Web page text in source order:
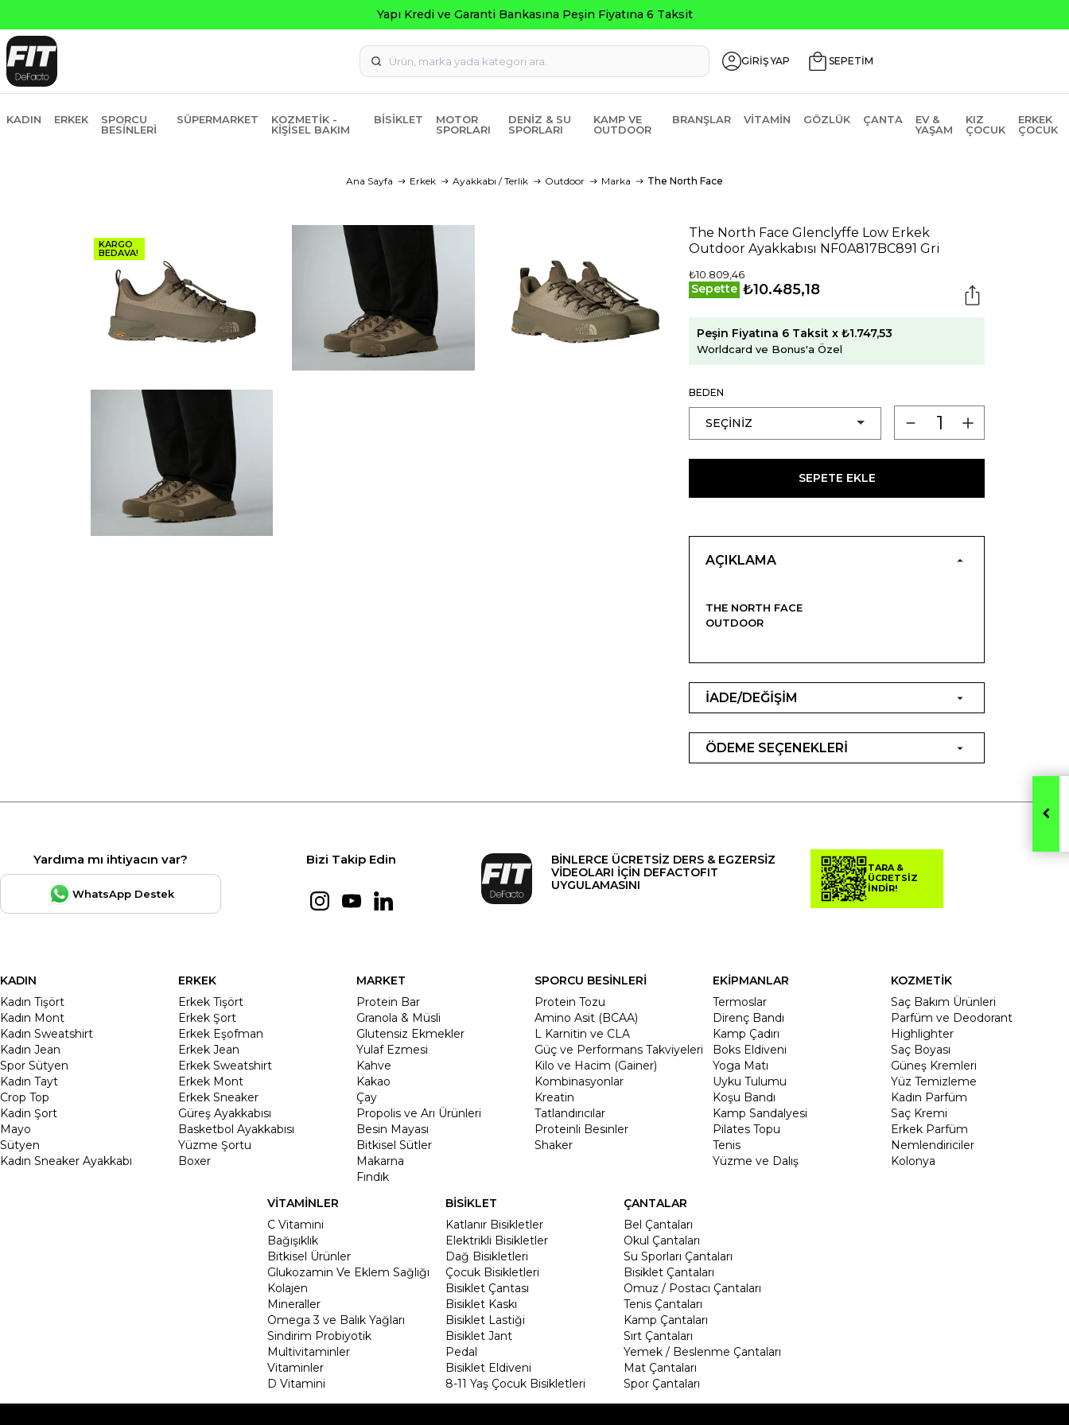
Yapı Kredi ve Garanti Bankasına Peşin Fiyatına 6 Taksit
GİRİŞ YAP SEPETİM
KADIN ERKEK
SPORCU
BESINLERI
SÜPERMARKET
KOZMETIK -
KIŞISEL BAKIM
BISIKLET
MOTOR
SPORLARI
DENIZ & SU
SPORLARI
KAMP VE
OUTDOOR
BRANŞLAR VITAMIN GÖZLÜK ÇANTA
EV &
YAŞAM
KIZ
ÇOCUK
ERKEK
ÇOCUK
Ana Sayfa Erkek Ayakkabı / Terlik Outdoor Marka The North Face
KARGO
BEDAVA!
The North Face Glenclyffe Low Erkek
Outdoor Ayakkabısı NF0A817BC891 Gri
₺10.809,46
Sepette ₺10.485,18
Peşin Fiyatına 6 Taksit x ₺1.747,53
Worldcard ve Bonus'a Özel
BEDEN
SEPETE EKLE
AÇIKLAMA
THE NORTH FACE
OUTDOOR
İADE/DEĞİŞİM
ÖDEME SEÇENEKLERİ
Yardıma mı ihtiyacın var?
WhatsApp Destek
Bizi Takip Edin
BİNLERCE ÜCRETSİZ DERS & EGZERSİZ
VİDEOLARI İÇİN DEFACTOFIT
UYGULAMASINI
TARA &
ÜCRETSİZ
İNDİR!
KADIN
Kadın Tişört
Kadın Mont
Kadın Sweatshirt
Kadın Jean
Spor Sütyen
Kadın Tayt
Crop Top
Kadin Şort
Mayo
Sütyen
Kadın Sneaker Ayakkabı
ERKEK
Erkek Tişört
Erkek Şort
Erkek Eşofman
Erkek Jean
Erkek Sweatshirt
Erkek Mont
Erkek Sneaker
Güreş Ayakkabısı
Basketbol Ayakkabısı
Yüzme Şortu
Boxer
MARKET
Protein Bar
Granola & Müsli
Glutensiz Ekmekler
Yulaf Ezmesi
Kahve
Kakao
Çay
Propolis ve Arı Ürünleri
Besin Mayası
Bitkisel Sütler
Makarna
Fındık
SPORCU BESİNLERİ
Protein Tozu
Amino Asit (BCAA)
L Karnitin ve CLA
Güç ve Performans Takviyeleri
Kilo ve Hacim (Gainer)
Kombinasyonlar
Kreatin
Tatlandırıcılar
Proteinli Besinler
Shaker
EKİPMANLAR
Termoslar
Direnç Bandı
Kamp Çadırı
Boks Eldiveni
Yoga Matı
Uyku Tulumu
Koşu Bandı
Kamp Sandalyesi
Pilates Topu
Tenis
Yüzme ve Dalış
KOZMETİK
Saç Bakım Ürünleri
Parfüm ve Deodorant
Highlighter
Saç Boyası
Güneş Kremleri
Yüz Temizleme
Kadın Parfüm
Saç Kremi
Erkek Parfüm
Nemlendiriciler
Kolonya
VİTAMİNLER
C Vitamini
Bağışıklık
Bitkisel Ürünler
Glukozamin Ve Eklem Sağlığı
Kolajen
Mineraller
Omega 3 ve Balık Yağları
Sindirim Probiyotik
Multivitaminler
Vitaminler
D Vitamini
BİSİKLET
Katlanır Bisikletler
Elektrikli Bisikletler
Dağ Bisikletleri
Çocuk Bisikletleri
Bisiklet Çantası
Bisiklet Kaskı
Bisiklet Lastiği
Bisiklet Jant
Pedal
Bisiklet Eldiveni
8-11 Yaş Çocuk Bisikletleri
ÇANTALAR
Bel Çantaları
Okul Çantaları
Su Sporları Çantaları
Bisiklet Çantaları
Omuz / Postacı Çantaları
Tenis Çantaları
Kamp Çantaları
Sırt Çantaları
Yemek / Beslenme Çantaları
Mat Çantaları
Spor Çantaları